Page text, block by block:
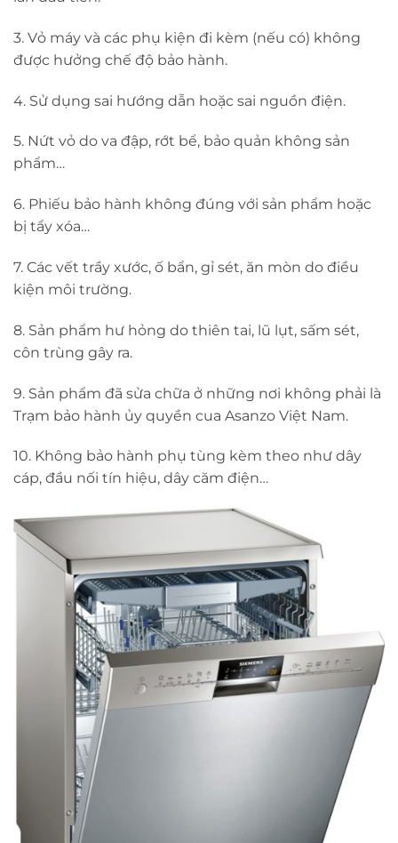
3. Vỏ máy và các phụ kiện đi kèm (nếu có) không
được hưởng chế độ bảo hành.
4. Sử dụng sai hướng dẫn hoặc sai nguồn điện.
5. Nứt vỏ do va đập, rớt bể, bảo quản không sản
phẩm…
6. Phiếu bảo hành không đúng với sản phẩm hoặc
bị tẩy xóa…
7. Các vết trầy xước, ố bẩn, gỉ sét, ăn mòn do điều
kiện môi trường.
8. Sản phẩm hư hỏng do thiên tai, lũ lụt, sấm sét,
côn trùng gây ra.
9. Sản phẩm đã sửa chữa ở những nơi không phải là
Trạm bảo hành ủy quyền cua Asanzo Việt Nam.
10. Không bảo hành phụ tùng kèm theo như dây
cáp, đầu nối tín hiệu, dây căm điện…